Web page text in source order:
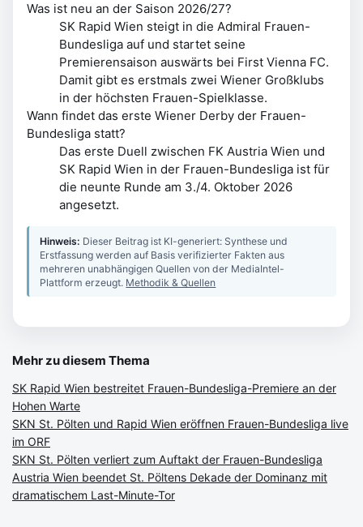
Was ist neu an der Saison 2026/27?
SK Rapid Wien steigt in die Admiral Frauen-
Bundesliga auf und startet seine
Premierensaison auswärts bei First Vienna FC.
Damit gibt es erstmals zwei Wiener Großklubs
in der höchsten Frauen-Spielklasse.
Wann findet das erste Wiener Derby der Frauen-
Bundesliga statt?
Das erste Duell zwischen FK Austria Wien und
SK Rapid Wien in der Frauen-Bundesliga ist für
die neunte Runde am 3./4. Oktober 2026
angesetzt.
Hinweis: Dieser Beitrag ist KI-generiert: Synthese und
Erstfassung werden auf Basis verifizierter Fakten aus
mehreren unabhängigen Quellen von der MediaIntel-
Plattform erzeugt. Methodik & Quellen
Mehr zu diesem Thema
SK Rapid Wien bestreitet Frauen-Bundesliga-Premiere an der
Hohen Warte
SKN St. Pölten und Rapid Wien eröffnen Frauen-Bundesliga live
im ORF
SKN St. Pölten verliert zum Auftakt der Frauen-Bundesliga
Austria Wien beendet St. Pöltens Dekade der Dominanz mit
dramatischem Last-Minute-Tor